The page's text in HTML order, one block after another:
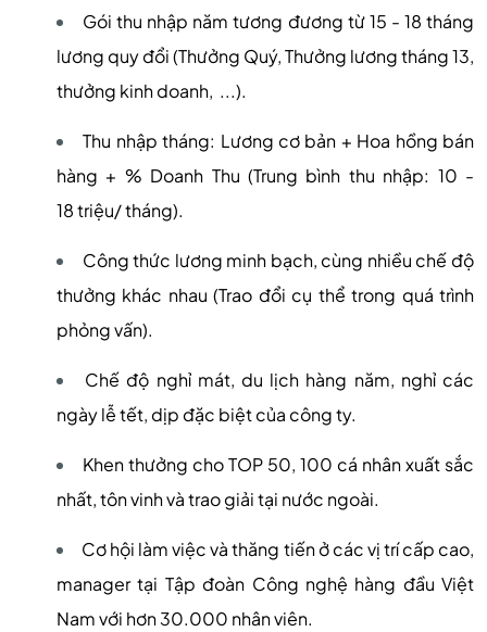
Gói thu nhập năm tương đương từ 15 - 18 tháng
lương quy đổi (Thưởng Quý, Thưởng lương tháng 13,
thưởng kinh doanh, ...).
Thu nhập tháng: Lương cơ bản + Hoa hồng bán
hàng + % Doanh Thu (Trung bình thu nhập: 10 -
18 triệu/ tháng).
Công thức lương minh bạch, cùng nhiều chế độ
thưởng khác nhau (Trao đổi cụ thể trong quá trình
phỏng vấn).
Chế độ nghỉ mát, du lịch hàng năm, nghỉ các
ngày lễ tết, dịp đặc biệt của công ty.
Khen thưởng cho TOP 50, 100 cá nhân xuất sắc
nhất, tôn vinh và trao giải tại nước ngoài.
Cơ hội làm việc và thăng tiến ở các vị trí cấp cao,
manager tại Tập đoàn Công nghệ hàng đầu Việt
Nam với hơn 30.000 nhân viên.